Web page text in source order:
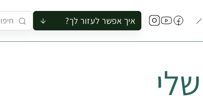
איך אפשר לעזור לך?
להזמין סיור לקבוצה